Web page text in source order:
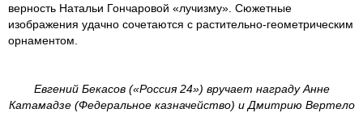
верность Натальи Гончаровой «лучизму». Сюжетные
изображения удачно сочетаются с растительно-геометрическим
орнаментом.
Евгений Бекасов («Россия 24») вручает награду Анне
Катамадзе (Федеральное казначейство) и Дмитрию Вертело